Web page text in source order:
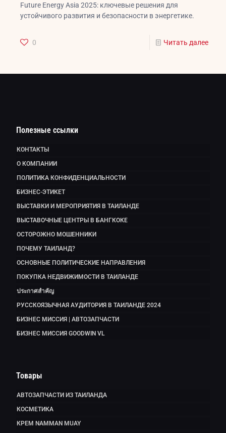
Future Energy Asia 2025: ключевые решения для
устойчивого развития и безопасности в энергетике.
0 Читать далее
Полезные ссылки
КОНТАКТЫ
О КОМПАНИИ
ПОЛИТИКА КОНФИДЕНЦИАЛЬНОСТИ
БИЗНЕС-ЭТИКЕТ
ВЫСТАВКИ И МЕРОПРИЯТИЯ В ТАИЛАНДЕ
ВЫСТАВОЧНЫЕ ЦЕНТРЫ В БАНГКОКЕ
ОСТОРОЖНО МОШЕННИКИ
ПОЧЕМУ ТАИЛАНД?
ОСНОВНЫЕ ПОЛИТИЧЕСКИЕ НАПРАВЛЕНИЯ
ПОКУПКА НЕДВИЖИМОСТИ В ТАИЛАНДЕ
ประกาศสำคัญ
РУССКОЯЗЫЧНАЯ АУДИТОРИЯ В ТАИЛАНДЕ 2024
БИЗНЕС МИССИЯ | АВТОЗАПЧАСТИ
БИЗНЕС МИССИЯ GOODWIN VL
Товары
АВТОЗАПЧАСТИ ИЗ ТАИЛАНДА
КОСМЕТИКА
КРЕМ NAMMAN MUAY